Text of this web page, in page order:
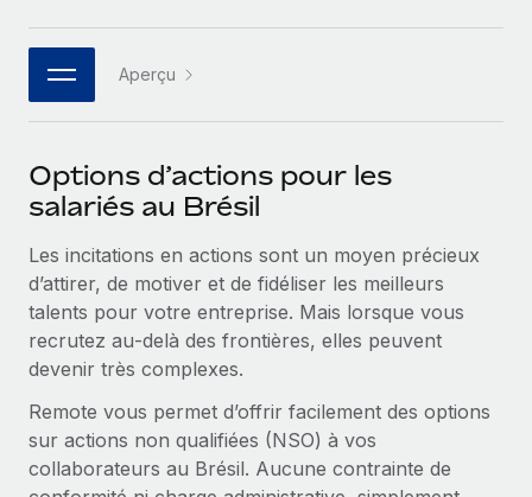
Connectez n'importe quel outil d’IA à Remote grâce à
notre MCP
Rationalisez vos processus avec des outils essentiels
SERVICES
Demandez aux experts
Recevez des conseils d’experts sur les RH à
l’international et la conformité
Contrôles d’antécédents
Simplifiez vos processus de présélection des
candidats
Entreprise
Les RH à l’international pour les grandes entreprises
Partenaires stratégiques de la tech
Intégrez les RH à l’international de manière flexible
Devenir partenaire
Explorez avec nous vos opportunités de partenariat
Remote Build
Bientôt disponible
Conseil en intégrations et automatisations assistées par
ÉTUDES DE CAS
Checklists et modèles
Descriptions de postes
Événements
Données sur les salaires et les talents
Centre de ressources
Voir toutes les ressources
日本語
한국어
Aperçu
Options d’actions pour les
salariés au Brésil
Les incitations en actions sont un moyen précieux
d’attirer, de motiver et de fidéliser les meilleurs
talents pour votre entreprise. Mais lorsque vous
recrutez au‑delà des frontières, elles peuvent
devenir très complexes.
Remote vous permet d’offrir facilement des options
sur actions non qualifiées (NSO) à vos
collaborateurs au Brésil. Aucune contrainte de